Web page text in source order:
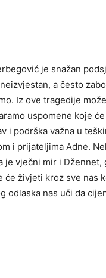
je snažan
a često
Iz ove tragedije
uspomene koje
i podrška važna u
i prijateljima Adne.
je vječni mir i
će živjeti kroz sve nas
odlaska nas uči da